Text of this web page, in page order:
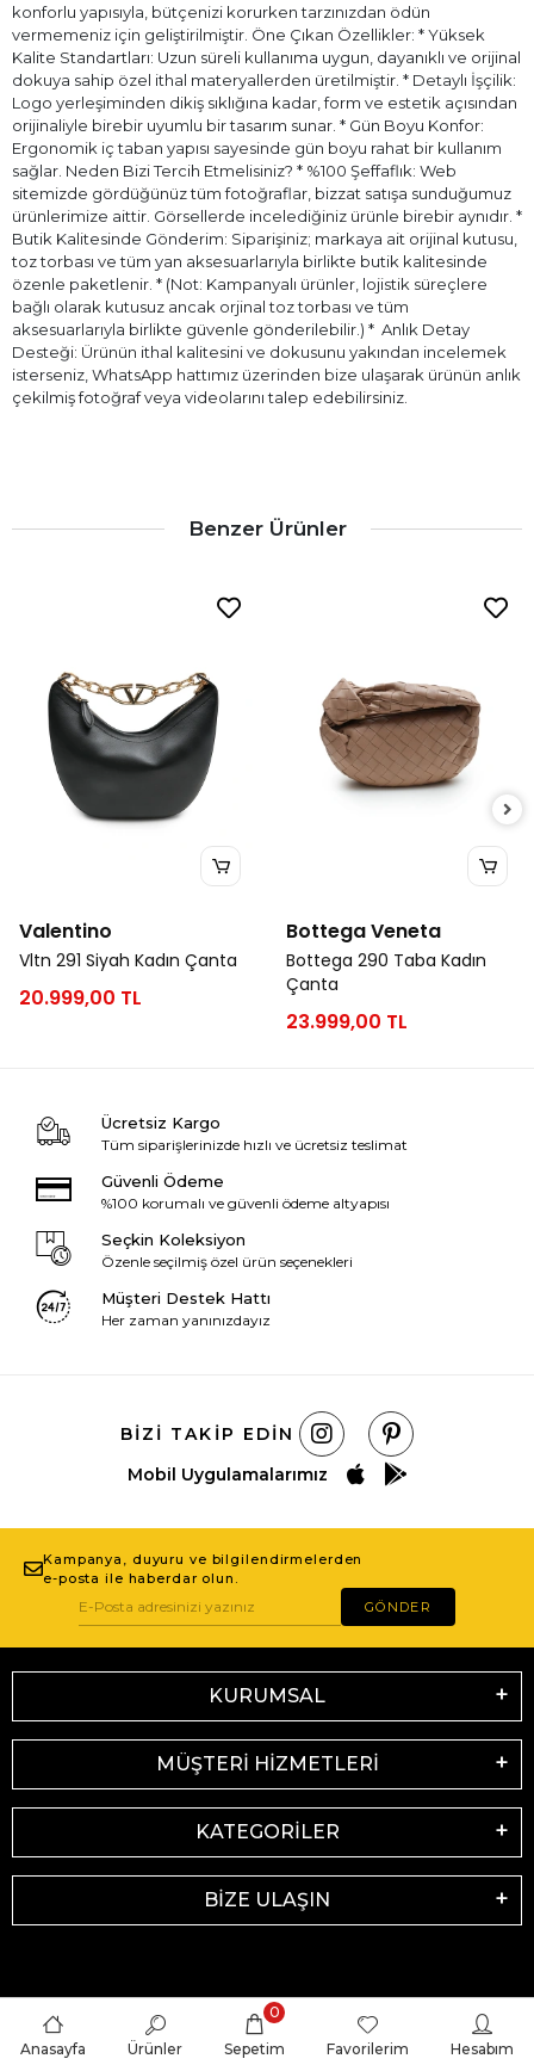
konforlu yapısıyla, bütçenizi korurken tarzınızdan ödün
vermemeniz için geliştirilmiştir. Öne Çıkan Özellikler: * Yüksek
Kalite Standartları: Uzun süreli kullanıma uygun, dayanıklı ve orijinal
dokuya sahip özel ithal materyallerden üretilmiştir. * Detaylı İşçilik:
Logo yerleşiminden dikiş sıklığına kadar, form ve estetik açısından
orijinaliyle birebir uyumlu bir tasarım sunar. * Gün Boyu Konfor:
Ergonomik iç taban yapısı sayesinde gün boyu rahat bir kullanım
sağlar. Neden Bizi Tercih Etmelisiniz? * %100 Şeffaflık: Web
sitemizde gördüğünüz tüm fotoğraflar, bizzat satışa sunduğumuz
ürünlerimize aittir. Görsellerde incelediğiniz ürünle birebir aynıdır. *
Butik Kalitesinde Gönderim: Siparişiniz; markaya ait orijinal kutusu,
toz torbası ve tüm yan aksesuarlarıyla birlikte butik kalitesinde
özenle paketlenir. * (Not: Kampanyalı ürünler, lojistik süreçlere
bağlı olarak kutusuz ancak orjinal toz torbası ve tüm
aksesuarlarıyla birlikte güvenle gönderilebilir.) * ⁠ Anlık Detay
Desteği: Ürünün ithal kalitesini ve dokusunu yakından incelemek
isterseniz, WhatsApp hattımız üzerinden bize ulaşarak ürünün anlık
çekilmiş fotoğraf veya videolarını talep edebilirsiniz.
Benzer Ürünler
Valentino
Vltn 291 Siyah Kadın Çanta
20.999,00 TL
Bottega Veneta
Bottega 290 Taba Kadın
Çanta
23.999,00 TL
Ücretsiz Kargo
Tüm siparişlerinizde hızlı ve ücretsiz teslimat
Güvenli Ödeme
%100 korumalı ve güvenli ödeme altyapısı
Seçkin Koleksiyon
Özenle seçilmiş özel ürün seçenekleri
Müşteri Destek Hattı
Her zaman yanınızdayız
BIZI TAKIP EDIN
Mobil Uygulamalarımız
Kampanya, duyuru ve bilgilendirmelerden
e-posta ile haberdar olun.
GÖNDER
KURUMSAL
MÜŞTERİ HİZMETLERİ
KATEGORİLER
BİZE ULAŞIN
Anasayfa Ürünler Sepetim
0
Favorilerim Hesabım